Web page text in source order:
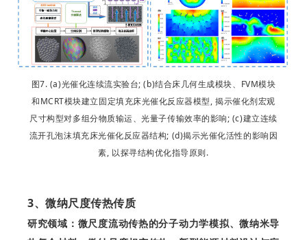
图7. (a)光催化连续流实验台; (b)结合床几何生成模块、FVM模块
和MCRT模块建立固定填充床光催化反应器模型, 揭示催化剂宏观
尺寸构型对多组分物质输运、光量子传输效率的影响; (c)建立连续
流开孔泡沫填充床光催化反应器结构; (d)揭示光催化活性的影响因
素, 以探寻结构优化指导原则.
3、微纳尺度传热传质
研究领域：微尺度流动传热的分子动力学模拟、微纳米导